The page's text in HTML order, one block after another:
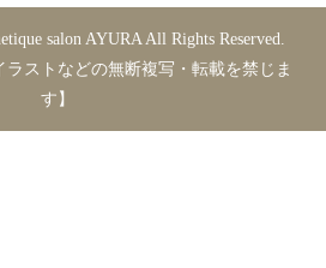
salon AYURA All Rights Reserved.
ラストなどの無断複写・転載を禁じま
す】